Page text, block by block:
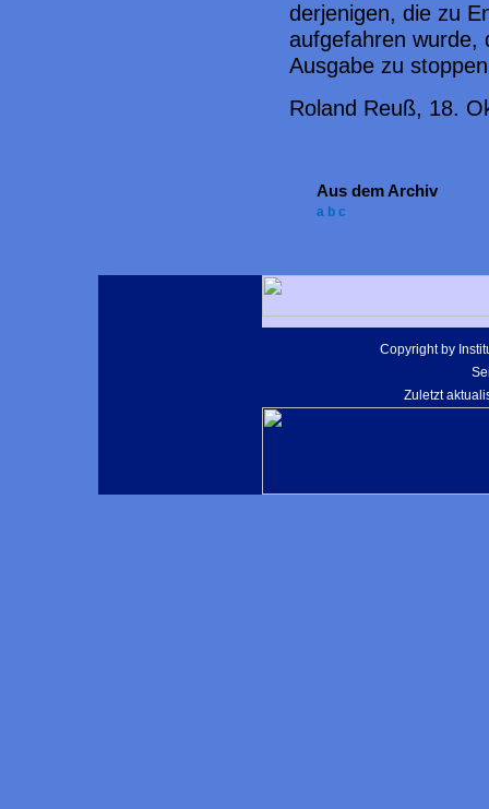
derjenigen, die zu
aufgefahren wurde,
Ausgabe zu
Roland Reuß, 18.
Aus dem Archiv
a b c
Copyright by
Zuletzt